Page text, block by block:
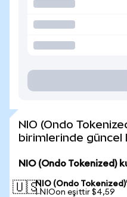
NIO (Ondo
birimlerinde güncel
NIO (Ondo Tokenized)
🇺🇸NIO (Ondo
1 NIOon eşittir $4,59